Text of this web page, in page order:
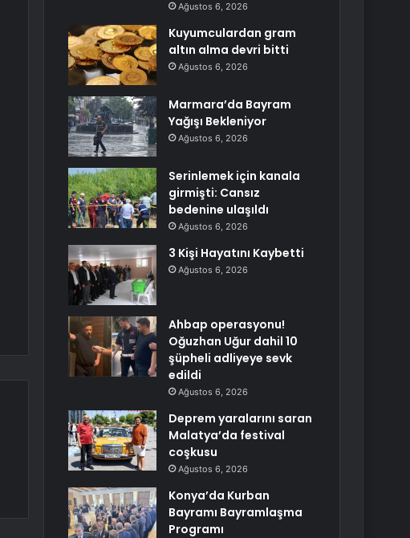
Ağustos 6, 2026
Kuyumculardan gram
altın alma devri bitti
Ağustos 6, 2026
Marmara’da Bayram
Yağışı Bekleniyor
Ağustos 6, 2026
Serinlemek için kanala
girmişti: Cansız
bedenine ulaşıldı
Ağustos 6, 2026
3 Kişi Hayatını Kaybetti
Ağustos 6, 2026
Ahbap operasyonu!
Oğuzhan Uğur dahil 10
şüpheli adliyeye sevk
edildi
Ağustos 6, 2026
Deprem yaralarını saran
Malatya’da festival
coşkusu
Ağustos 6, 2026
Konya’da Kurban
Bayramı Bayramlaşma
Programı